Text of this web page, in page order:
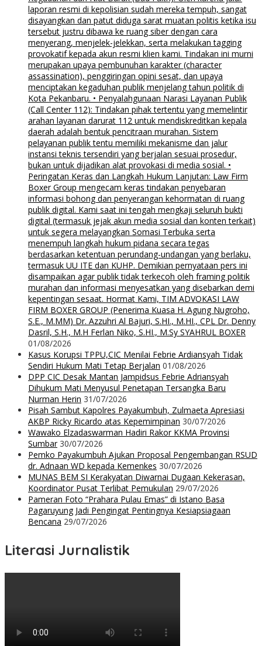
laporan resmi di kepolisian sudah mereka tempuh, sangat
disayangkan dan patut diduga sarat muatan politis ketika isu
tersebut justru dibawa ke ruang siber dengan cara
menyerang, menjelek-jelekkan, serta melakukan tagging
provokatif kepada akun resmi klien kami. Tindakan ini murni
merupakan upaya pembunuhan karakter (character
assassination), penggiringan opini sesat, dan upaya
menciptakan kegaduhan publik menjelang tahun politik di
Kota Pekanbaru. • Penyalahgunaan Narasi Layanan Publik
(Call Center 112): Tindakan pihak tertentu yang memelintir
arahan layanan darurat 112 untuk mendiskreditkan kepala
daerah adalah bentuk pencitraan murahan. Sistem
pelayanan publik tentu memiliki mekanisme dan jalur
instansi teknis tersendiri yang berjalan sesuai prosedur,
bukan untuk dijadikan alat provokasi di media sosial. •
Peringatan Keras dan Langkah Hukum Lanjutan: Law Firm
Boxer Group mengecam keras tindakan penyebaran
informasi bohong dan penyerangan kehormatan di ruang
publik digital. Kami saat ini tengah mengkaji seluruh bukti
digital (termasuk jejak akun media sosial dan konten terkait)
untuk segera melayangkan Somasi Terbuka serta
menempuh langkah hukum pidana secara tegas
berdasarkan ketentuan perundang-undangan yang berlaku,
termasuk UU ITE dan KUHP. Demikian pernyataan pers ini
disampaikan agar publik tidak terkecoh oleh framing politik
murahan dan informasi menyesatkan yang disebarkan demi
kepentingan sesaat. Hormat Kami, TIM ADVOKASI LAW
FIRM BOXER GROUP (Penerima Kuasa H. Agung Nugroho,
S.E., M.MM) Dr. Azzuhri Al Bajuri, S.HI., M.HI., CPL Dr. Denny
Dasril, S.H., M.H Ferlan Niko, S.HI., M.Sy SYAHRUL BOXER
01/08/2026
Kasus Korupsi TPPU,CIC Menilai Febrie Ardiansyah Tidak
Sendiri Hukum Mati Tetap Berjalan 01/08/2026
DPP CIC Desak Mantan Jampidsus Febrie Adriansyah
Dihukum Mati Menyusul Penetapan Tersangka Baru
Nurman Herin 31/07/2026
Pisah Sambut Kapolres Payakumbuh, Zulmaeta Apresiasi
AKBP Ricky Ricardo atas Kepemimpinan 30/07/2026
Wawako Elzadaswarman Hadiri Rakor KKMA Provinsi
Sumbar 30/07/2026
Pemko Payakumbuh Ajukan Proposal Pengembangan RSUD
dr. Adnaan WD kepada Kemenkes 30/07/2026
MUNAS BEM SI Kerakyatan Diwarnai Dugaan Kekerasan,
Koordinator Pusat Terlibat Pemukulan 29/07/2026
Pameran Foto “Prahara Pulau Emas” di Istano Basa
Pagaruyung Jadi Pengingat Pentingnya Kesiapsiagaan
Bencana 29/07/2026
Literasi Jurnalistik